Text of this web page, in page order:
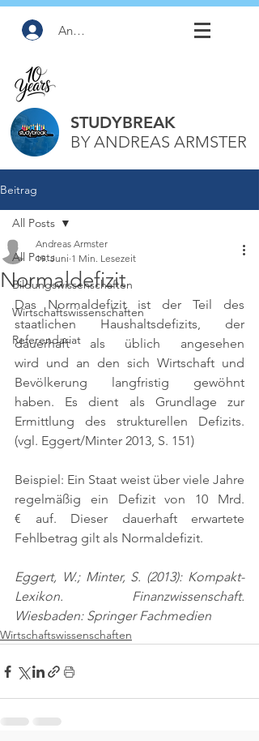
Anmelden
STUDYBREAK
BY ANDREAS ARMSTER
Beitrag
All Posts
Bildungswissenschaften
Wirtschaftswissenschaften
Referendariat
All Posts
Normaldefizit
Andreas Armster
19. Juni 1 Min. Lesezeit
Das Normaldefizit ist der Teil des
staatlichen Haushaltsdefizits, der
dauerhaft als üblich angesehen
wird und an den sich Wirtschaft und
Bevölkerung langfristig gewöhnt
haben. Es dient als Grundlage zur
(vgl. Eggert/Minter 2013, S. 151)
Beispiel: Ein Staat weist über viele Jahre
regelmäßig ein Defizit von 10 Mrd.
€ auf. Dieser dauerhaft erwartete
Fehlbetrag gilt als Normaldefizit.
Eggert, W.; Minter, S. (2013): Kompakt-
Lexikon. Finanzwissenschaft.
Wiesbaden: Springer Fachmedien
Wirtschaftswissenschaften